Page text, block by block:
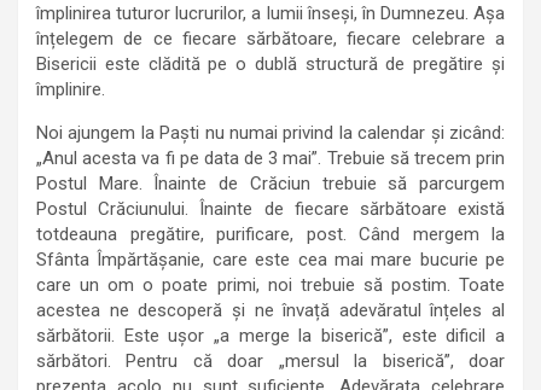
împlinirea tuturor lucrurilor, a lumii înseși, în Dumnezeu. Așa
înțelegem de ce fiecare sărbătoare, fiecare celebrare a
Bisericii este clădită pe o dublă structură de pregătire și
împlinire.
Noi ajungem la Paști nu numai privind la calendar și zicând:
„Anul acesta va fi pe data de 3 mai”. Trebuie să trecem prin
Postul Mare. Înainte de Crăciun trebuie să parcurgem
Postul Crăciunului. Înainte de fiecare sărbătoare există
totdeauna pregătire, purificare, post. Când mergem la
Sfânta Împărtășanie, care este cea mai mare bucurie pe
care un om o poate primi, noi trebuie să postim. Toate
acestea ne descoperă și ne învață adevăratul înțeles al
sărbătorii. Este ușor „a merge la biserică”, este dificil a
sărbători. Pentru că doar „mersul la biserică”, doar